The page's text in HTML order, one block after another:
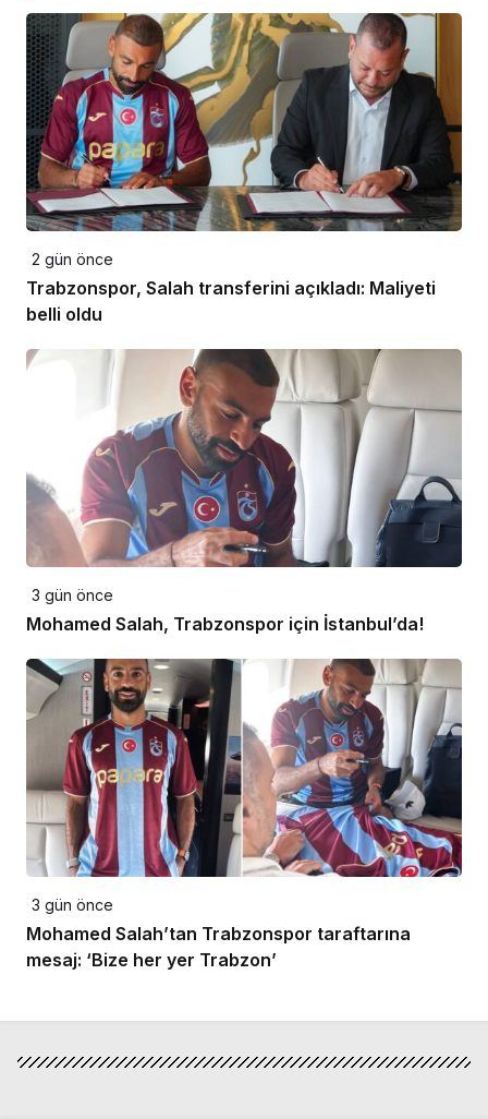
2 gün önce
Trabzonspor, Salah transferini açıkladı: Maliyeti
belli oldu
3 gün önce
Mohamed Salah, Trabzonspor için İstanbul’da!
3 gün önce
Mohamed Salah’tan Trabzonspor taraftarına
mesaj: ‘Bize her yer Trabzon’